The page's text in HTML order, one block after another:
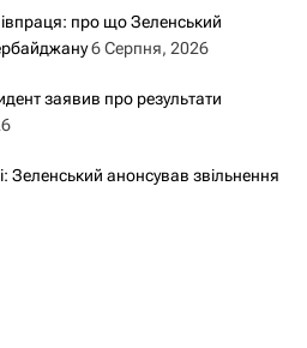
про що Зеленський
6 Серпня, 2026
заявив про результати
Зеленський анонсував звільнення